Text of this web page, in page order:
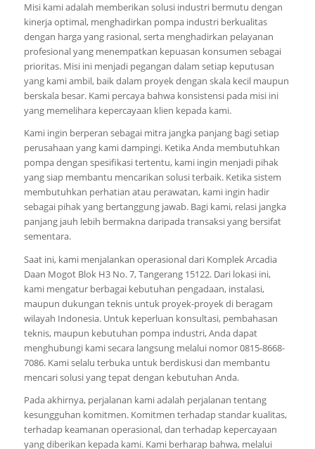
Misi kami adalah memberikan solusi industri bermutu dengan
kinerja optimal, menghadirkan pompa industri berkualitas
dengan harga yang rasional, serta menghadirkan pelayanan
profesional yang menempatkan kepuasan konsumen sebagai
prioritas. Misi ini menjadi pegangan dalam setiap keputusan
yang kami ambil, baik dalam proyek dengan skala kecil maupun
berskala besar. Kami percaya bahwa konsistensi pada misi ini
yang memelihara kepercayaan klien kepada kami.
Kami ingin berperan sebagai mitra jangka panjang bagi setiap
perusahaan yang kami dampingi. Ketika Anda membutuhkan
pompa dengan spesifikasi tertentu, kami ingin menjadi pihak
yang siap membantu mencarikan solusi terbaik. Ketika sistem
membutuhkan perhatian atau perawatan, kami ingin hadir
sebagai pihak yang bertanggung jawab. Bagi kami, relasi jangka
panjang jauh lebih bermakna daripada transaksi yang bersifat
sementara.
Saat ini, kami menjalankan operasional dari Komplek Arcadia
Daan Mogot Blok H3 No. 7, Tangerang 15122. Dari lokasi ini,
kami mengatur berbagai kebutuhan pengadaan, instalasi,
maupun dukungan teknis untuk proyek-proyek di beragam
wilayah Indonesia. Untuk keperluan konsultasi, pembahasan
teknis, maupun kebutuhan pompa industri, Anda dapat
menghubungi kami secara langsung melalui nomor 0815-8668-
7086. Kami selalu terbuka untuk berdiskusi dan membantu
mencari solusi yang tepat dengan kebutuhan Anda.
Pada akhirnya, perjalanan kami adalah perjalanan tentang
kesungguhan komitmen. Komitmen terhadap standar kualitas,
terhadap keamanan operasional, dan terhadap kepercayaan
yang diberikan kepada kami. Kami berharap bahwa, melalui